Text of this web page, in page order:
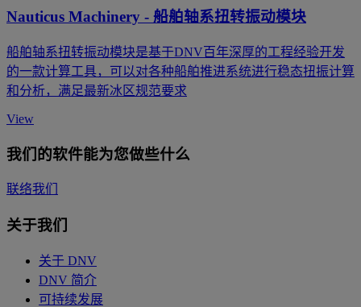
Nauticus Machinery - 船舶轴系扭转振动模块
船舶轴系扭转振动模块是基于DNV百年深厚的工程经验开发
的一款计算工具，可以对各种船舶推进系统进行稳态扭振计算
和分析，满足最新冰区规范要求
View
我们的软件能为您做些什么
联络我们
关于我们
关于 DNV
DNV 简介
可持续发展